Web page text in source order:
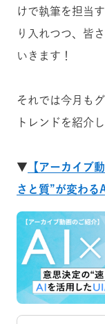
けで執筆を担当
り入れつつ、皆
いきます！
それでは今月も
トレンドを紹介
▼ 【アーカイブ
さと質”が変わ